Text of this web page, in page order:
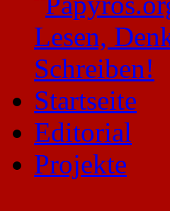
Startseite
Editorial
Projekte